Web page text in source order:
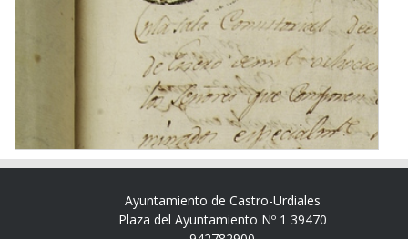
Ayuntamiento de Castro-Urdiales
Plaza del Ayuntamiento Nº 1 39470